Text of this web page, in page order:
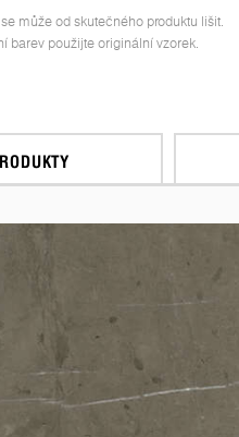
může od skutečného produktu lišit.
barev použijte originální vzorek.